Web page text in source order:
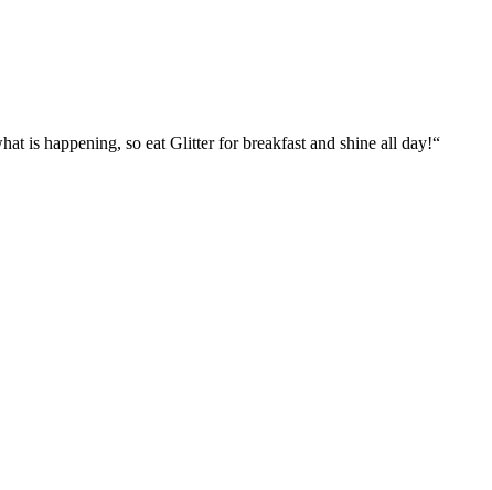
is happening, so eat Glitter for breakfast and shine all day!“